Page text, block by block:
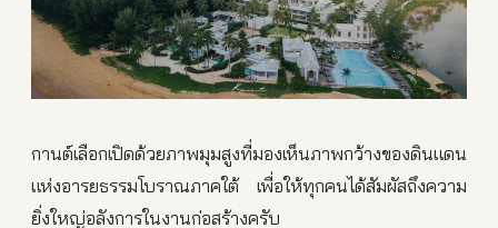
กานต์เลือกเปิดด้วยภาพมุมสูงที่มองเห็นภาพกว้างของดินแดน
แห่งอารยธรรมโบราณภาคใต้ เพื่อให้ทุกคนได้สัมผัสถึงความ
ยิ่งใหญ่อลังการในงานก่อสร้างครับ